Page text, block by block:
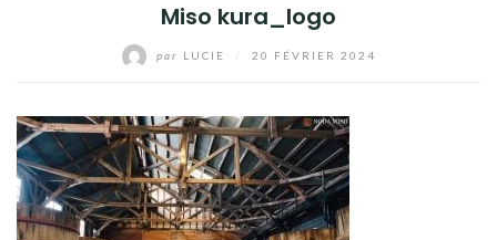
Miso kura_logo
par LUCIE 20 FÉVRIER 2024